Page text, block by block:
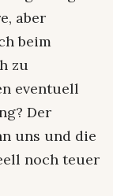
aber
beim
zu
eventuell
Der
uns und die
noch teuer